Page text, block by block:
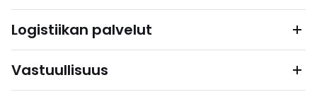
Logistiikan palvelut
Vastuullisuus